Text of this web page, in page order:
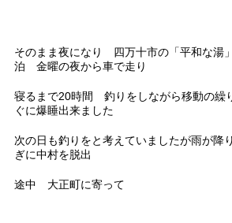
そのまま夜になり 四万十市の「平和な湯
泊 金曜の夜から車で走り
寝るまで20時間 釣りをしながら移動の
ぐに爆睡出来ました
次の日も釣りをと考えていましたが雨が
ぎに中村を脱出
途中 大正町に寄って